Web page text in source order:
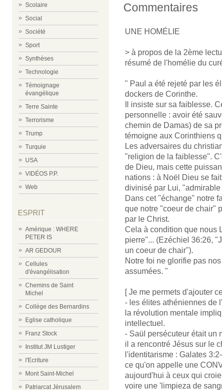
Scolaire
Social
Société
Sport
Synthèses
Technologie
Témoignage
évangélique
Terre Sainte
Terrorisme
Trump
Turquie
USA
VIDÉOS P.P.
Web
ESPRIT
Amérique : WHERE
PETER IS
AR GEDOUR
Cellules
d'évangélisation
Chemins de Saint
Michel
Collège des Bernardins
Eglise catholique
Franz Stock
Institut JM Lustiger
l'Ecriture
Mont Saint-Michel
Patriarcat Jérusalem
Commentaires
UNE HOMÉLIE
> à propos de la 2ème
résumé de l'homélie du
" Paul a été rejeté par les
dockers de Corinthe.
Il insiste sur sa faiblesse.
personnelle : avoir été
chemin de Damas) de sa
témoigne aux Corinthiens
Les adversaires du
"religion de la faiblesse".
de Dieu, mais cette
nations : à Noël Dieu se
divinisé par Lui,
Dans cet "échange" notre
que notre "coeur de chair"
par le Christ.
Cela à condition que nous
pierre"... (Ezéchiel 36:26,
un coeur de chair").
Notre foi ne glorifie pas
assumées. "
[ Je me permets d'ajouter
- les élites athéniennes de
la révolution mentale
intellectuel.
- Saül persécuteur était un
il a rencontré Jésus sur le
l'identitarisme : Galates
ce qu'on appelle une
aujourd'hui à ceux qui
voire une 'limpieza de